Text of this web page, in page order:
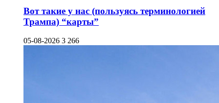
Вот такие у нас (пользуясь терминологией
Трампа) “карты”
05-08-2026 3 266